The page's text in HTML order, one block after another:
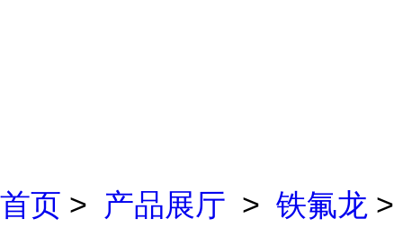
首页 > 产品展厅 > 铁氟龙 >